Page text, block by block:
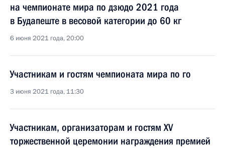
на чемпионате мира по дзюдо 2021 года
в Будапеште в весовой категории до 60 кг
6 июня 2021 года, 20:00
Участникам и гостям чемпионата мира по го
3 июня 2021 года, 11:30
Участникам, организаторам и гостям XV
торжественной церемонии награждения премией